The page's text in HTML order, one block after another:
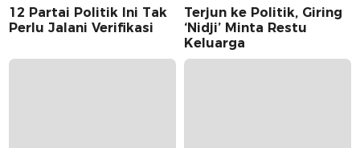
12 Partai Politik Ini Tak
Perlu Jalani Verifikasi
Terjun ke Politik, Giring
‘Nidji’ Minta Restu
Keluarga